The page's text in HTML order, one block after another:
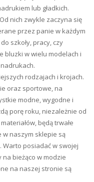
lub gładkich.
nich zwykle zaczyna się
przez panie w każdym
szkoły, pracy, czy
bluzki w wielu modelach i
rodzajach i krojach.
oraz sportowe, na
modne, wygodne i
porę roku, niezależnie od
będą trwałe
w naszym sklepie są
posiadać w swojej
bieżąco w modzie
na naszej stronie są